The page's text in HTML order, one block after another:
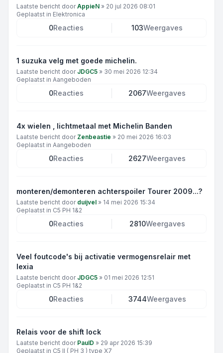
Laatste bericht doorAppieN » 20 jul 2026 08:01
Geplaatst in Elektronica
0Reacties 103Weergaves
1 suzuka velg met goede michelin.
Laatste bericht door JDGC5 » 30 mei 2026 12:34
Geplaatst in Aangeboden
0Reacties 2067Weergaves
4x wielen , lichtmetaal met Michelin Banden
Laatste bericht door Zenbeastie » 20 mei 2026 16:03
Geplaatst in Aangeboden
0Reacties 2627Weergaves
monteren/demonteren achterspoiler Tourer 2009...?
Laatste bericht door duijvel » 14 mei 2026 15:34
Geplaatst in C5 PH 1&2
0Reacties 2810Weergaves
Veel foutcode's bij activatie vermogensrelair met
lexia
Laatste bericht door JDGC5 » 01 mei 2026 12:51
Geplaatst in C5 PH 1&2
0Reacties 3744Weergaves
Relais voor de shift lock
Laatste bericht door PaulD » 29 apr 2026 15:39
Geplaatst in C5 II ( PH 3 ) type X7